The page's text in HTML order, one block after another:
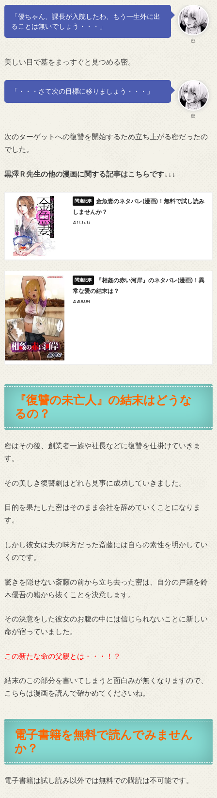
密
「優ちゃん、課長が入院したわ、もう一生外に出
ることは無いでしょう・・・」
美しい目で墓をまっすぐと見つめる密。
密
「・・・さて次の目標に移りましょう・・・」
次のターゲットへの復讐を開始するため立ち上がる密だったの
でした。
黒澤Ｒ先生の他の漫画に関する記事はこちらです↓↓↓
金魚妻のネタバレ(漫画)！無料で試し読み
しませんか？
2017.12.12
『相姦の赤い河岸』のネタバレ(漫画)！異
常な愛の結末は？
2020.03.04
『復讐の未亡人』の結末はどうな
るの？
密はその後、創業者一族や社長などに復讐を仕掛けていきま
す。
その美しき復讐劇はどれも見事に成功していきました。
目的を果たした密はそのまま会社を辞めていくことになりま
す。
しかし彼女は夫の味方だった斎藤には自らの素性を明かしてい
くのです。
驚きを隠せない斎藤の前から立ち去った密は、自分の戸籍を鈴
木優吾の籍から抜くことを決意します。
その決意をした彼女のお腹の中には信じられないことに新しい
命が宿っていました。
この新たな命の父親とは・・・！？
結末のこの部分を書いてしまうと面白みが無くなりますので、
こちらは漫画を読んで確かめてくださいね。
電子書籍を無料で読んでみません
か？
電子書籍は試し読み以外では無料での購読は不可能です。